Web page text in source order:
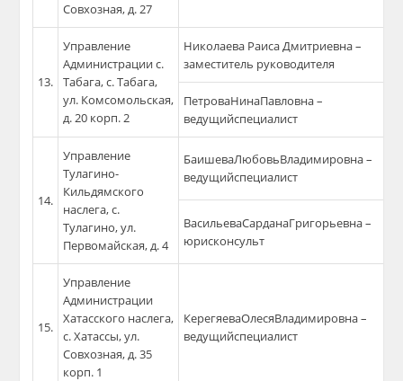
Совхозная, д. 27
13.
Управление
Администрации с.
Табага, с. Табага,
ул. Комсомольская,
д. 20 корп. 2
Николаева Раиса Дмитриевна –
заместитель руководителя
ПетроваНинаПавловна –
ведущийспециалист
14.
Управление
Тулагино-
Кильдямского
наслега, с.
Тулагино, ул.
Первомайская, д. 4
БаишеваЛюбовьВладимировна –
ведущийспециалист
ВасильеваСарданаГригорьевна –
юрисконсульт
15.
Управление
Администрации
Хатасского наслега,
с. Хатассы, ул.
Совхозная, д. 35
корп. 1
КерегяеваОлесяВладимировна –
ведущийспециалист